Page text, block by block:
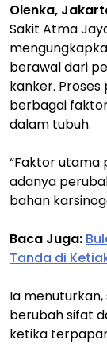
Olenka,
Sakit Atma
berawal dari
kanker.
berbagai
dalam tubuh.
“Faktor utama
adanya
bahan
Baca Juga:
Tanda di
Ia
berubah sifat
ketika